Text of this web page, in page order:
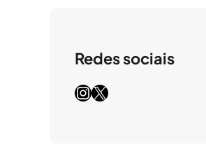
Redes sociais
InstagramX